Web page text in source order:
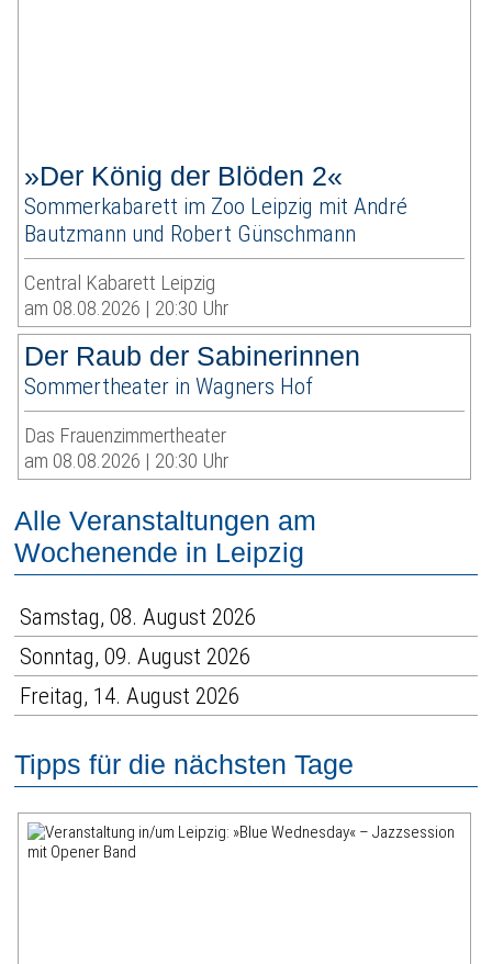
»Der König der Blöden 2«
Sommerkabarett im Zoo Leipzig mit André
Bautzmann und Robert Günschmann
Central Kabarett Leipzig
am 08.08.2026 | 20:30 Uhr
Der Raub der Sabinerinnen
Sommertheater in Wagners Hof
Das Frauenzimmertheater
am 08.08.2026 | 20:30 Uhr
Alle Veranstaltungen am
Wochenende in Leipzig
Samstag, 08. August 2026
Sonntag, 09. August 2026
Freitag, 14. August 2026
Tipps für die nächsten Tage